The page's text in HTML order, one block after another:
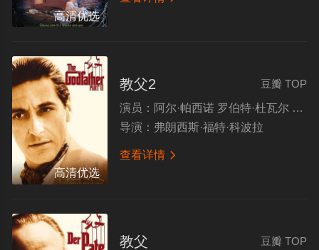
高清优选
高清优选
豆瓣 TOP
教父2
演员： 阿尔·帕西诺 罗伯特·杜瓦尔 黛安·基顿 罗伯特·德尼罗
导演： 弗朗西斯·福特·科波拉
查看详情 
豆瓣 TOP
教父